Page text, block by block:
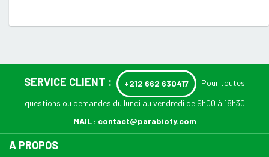
SERVICE CLIENT : +212 662 630417 Pour toutes
questions ou demandes du lundi au vendredi de 9h00 à 18h30
MAIL : contact@parabioty.com
A PROPOS